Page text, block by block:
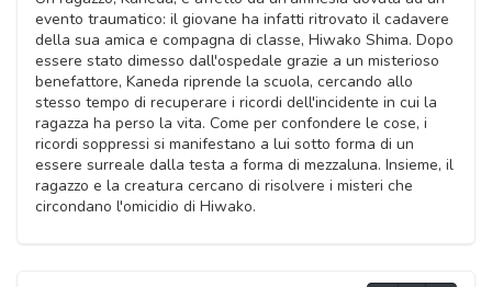
evento traumatico: il giovane ha infatti ritrovato il cadavere
della sua amica e compagna di classe, Hiwako Shima. Dopo
essere stato dimesso dall'ospedale grazie a un misterioso
benefattore, Kaneda riprende la scuola, cercando allo
stesso tempo di recuperare i ricordi dell'incidente in cui la
ragazza ha perso la vita. Come per confondere le cose, i
ricordi soppressi si manifestano a lui sotto forma di un
essere surreale dalla testa a forma di mezzaluna. Insieme, il
ragazzo e la creatura cercano di risolvere i misteri che
circondano l'omicidio di Hiwako.